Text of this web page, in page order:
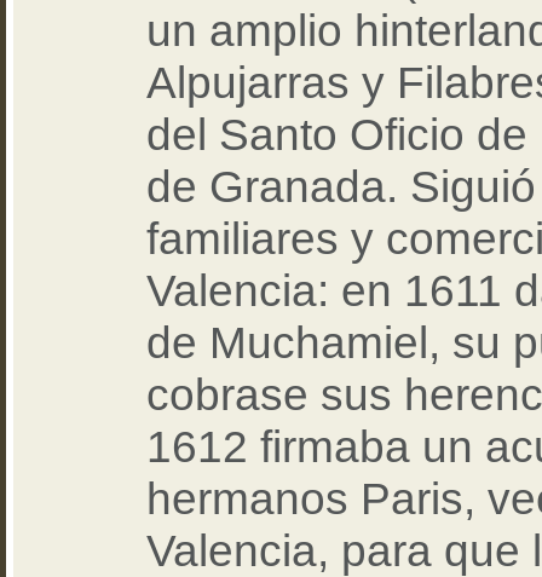
un amplio
Alpujarras y
del Santo Oficio
de Granada.
familiares y
Valencia: en 1611
de Muchamiel, su
cobrase sus
1612 firmaba un
hermanos Paris,
Valencia, para que